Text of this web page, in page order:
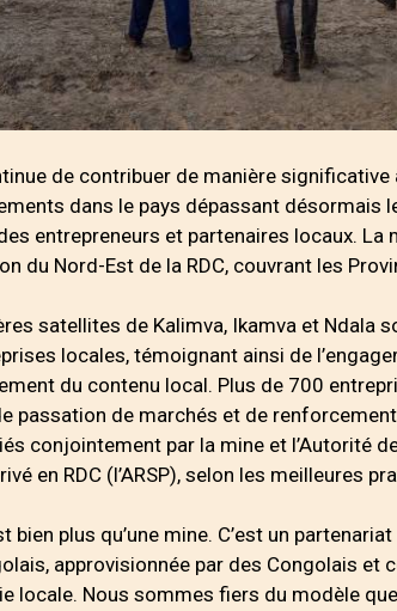
de contribuer de manière significative
dans le pays dépassant
entrepreneurs et partenaires locaux. La
du Nord-Est de la RDC, couvrant les
satellites de Kalimva, Ikamva et Ndala
locales, témoignant ainsi de
du contenu local. Plus de 700
passation de marchés et de
conjointement par la mine et l’Autorité
en RDC (l’ARSP), selon les meilleures
bien plus qu’une mine. C’est un
approvisionnée par des Congolais et
locale. Nous sommes fiers du modèle